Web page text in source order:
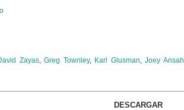
Zayas,Greg Townley, Karl Glusman,Joey Ansah
DESCARGAR